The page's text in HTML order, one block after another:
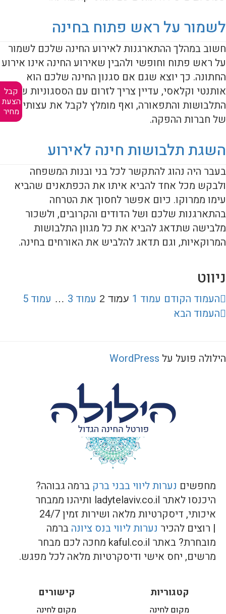
קבל
הצעת
מחיר
לשמור על ראש פתוח בחינה
חשוב במהלך ההתארגנות לאירוע החינה שלכם לשמור
על ראש פתוח וחופשי ולהבין שאירוע החינה אינו אירוע
החתונה. כך יוצא שגם אם סגנון החינה שלכם הוא
אותנטי וקלאסי, עדיין צריך לזרום עם הססגוניות של
התלבושות והתפאורה, ואף מומלץ לקבל את עצותיהם
של חברות ההפקה.
השגת תלבושות חינה לאירוע
בעבר היה נהוג להתקשר לכל בני ובנות המשפחה
ולבקש מכל אחד להביא איתו את הכפתאנים שהביא
עימו ממרוקו. כיום אפשר לחסוך את הטרחה
בהתארגנות שלכם ושל הדודים והקרובים, ולשכור
מלבישה שתדאג להביא את כל מגוון התלבושות
המרוקאיות, וגם תדאג להלביש את האורחים בחינה.
ניווט
העמוד הקודם עמוד 1 עמוד 2 עמוד 3
… עמוד 5
העמוד הבא
הילולה פועל על WordPress
מחפשים נערות ליווי בבני ברק ברמה גבוהה?
היכנסו לאתר ladytelaviv.co.il ותיהנו ממבחר
איכותי, דיסקרטיות מלאה ושירות זמין 24/7
| רוצים להכיר נערות ליווי בנס ציונה ברמה
מובחרת? באתר kaful.co.il מחכה לכם מבחר
מרשים, יחס אישי ודיסקרטיות מלאה לכל מפגש.
קטגוריות
מקום לחינה
קישורים
מקום לחינה